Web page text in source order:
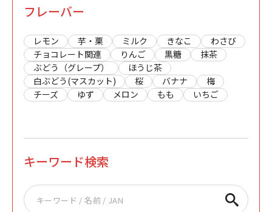
フレーバー
レモン 芋・栗 ミルク きなこ
わさび
チョコレート関連
りんご 黒糖
抹茶
ぶどう（グレープ）
ほうじ茶
白ぶどう(マスカット)
桜 バナナ
梅
チーズ
ゆず メロン もも いちご
キーワード検索